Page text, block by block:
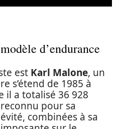
d’endurance
est Karl Malone, un
s’étend de 1985 à
il a totalisé 36 928
pour sa
combinées à sa